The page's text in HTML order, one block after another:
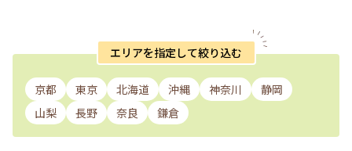
エリアを指定して絞り込む
京都 東京 北海道 沖縄 神奈川
静岡
山梨
長野 奈良 鎌倉